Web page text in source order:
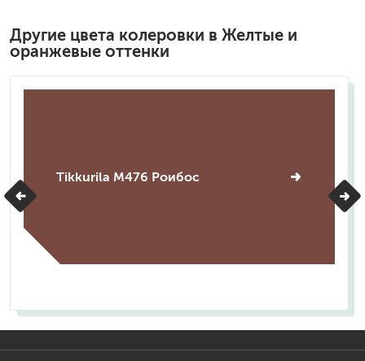
Другие цвета колеровки в Желтые и
оранжевые оттенки
Tikkurila M476 Роибос